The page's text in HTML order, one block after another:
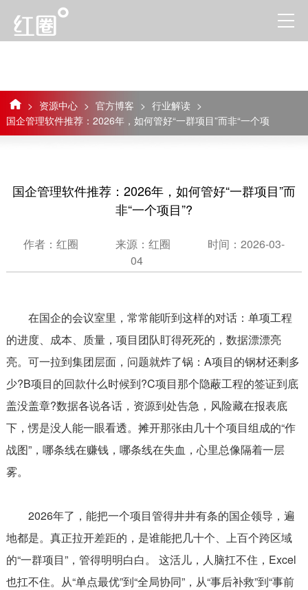
> 资源中心 > 官方博客 > 行业解读 >
国企管理软件推荐：2026年，如何管好“一群项目”而非“一个项
目”?
国企管理软件推荐：2026年，如何管好“一群项目”而
非“一个项目”?
作者：红圈 来源：红圈
时间：2026-03-
04
在国企的会议室里，常常能听到这样的对话：单项工程
的进度、成本、质量，项目团队盯得死死的，数据漂漂亮
亮。可一拉到集团层面，问题就炸了锅：A项目的钢材还剩多
少?B项目的回款什么时候到?C项目那个隐蔽工程的签证到底
盖没盖章?数据各说各话，资源到处告急，风险藏在报表底
下，愣是没人能一眼看透。摊开那张由几十个项目组成的“作
战图”，哪条线在赚钱，哪条线在失血，心里总像隔着一层
雾。
2026年了，能把一个项目管得井井有条的国企领导，遍
地都是。真正拉开差距的，是谁能把几十个、上百个跨区域
的“一群项目”，管得明明白白。 这活儿，人脑扛不住，Excel
也扛不住。从“单点最优”到“全局协同”，从“事后补救”到“事前